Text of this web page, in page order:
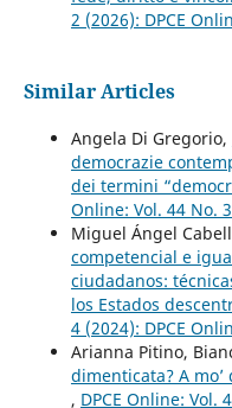
2 (2026): DPCE
Similar Articles
Angela Di Gregorio,
democrazie
dei termini
Online: Vol. 44 No.
Miguel Ángel
competencial e
ciudadanos:
los Estados
4 (2024): DPCE
Arianna Pitino,
dimenticata? A
, DPCE Online: Vol.